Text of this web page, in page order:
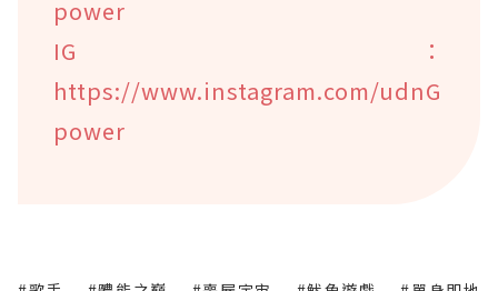
power
IG：
https://www.instagram.com/udnG
power